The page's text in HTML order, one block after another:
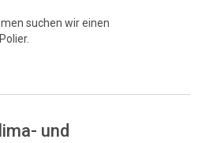
suchen wir einen
und